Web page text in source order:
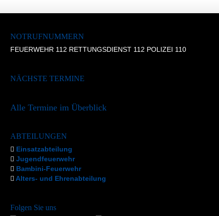
NOTRUFNUMMERN
FEUERWEHR 112 RETTUNGSDIENST 112 POLIZEI 110
NÄCHSTE TERMINE
Alle Termine im Überblick
ABTEILUNGEN
Einsatzabteilung
Jugendfeuerwehr
Bambini-Feuerwehr
Alters- und Ehrenabteilung
Folgen Sie uns